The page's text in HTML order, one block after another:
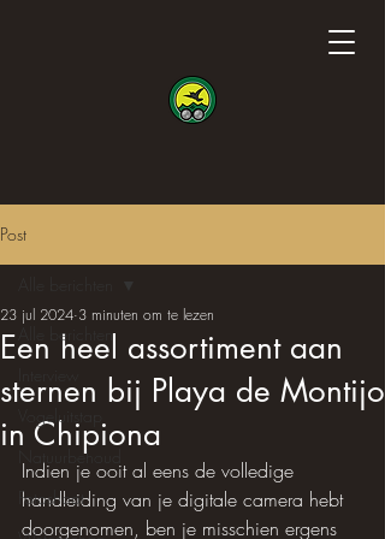
Post
Alle berichten
Vogeluitstap
Natuurbehoud
Fotoshoot
Een heel assortiment aan
sternen bij Playa de Montijo
in Chipiona
23 jul 2024 3 minuten om te lezen
Indien je ooit al eens de volledige
handleiding van je digitale camera hebt
doorgenomen, ben je misschien ergens